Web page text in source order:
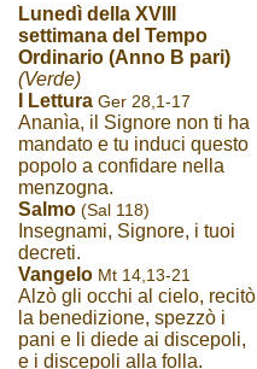
Lunedì della XVIII
settimana del Tempo
Ordinario (Anno B pari)
(Verde)
I Lettura Ger 28,1-17
Ananìa, il Signore non ti ha
mandato e tu induci questo
popolo a confidare nella
menzogna.
Salmo (Sal 118)
Insegnami, Signore, i tuoi
decreti.
Vangelo Mt 14,13-21
Alzò gli occhi al cielo, recitò
la benedizione, spezzò i
pani e li diede ai discepoli,
e i discepoli alla folla.